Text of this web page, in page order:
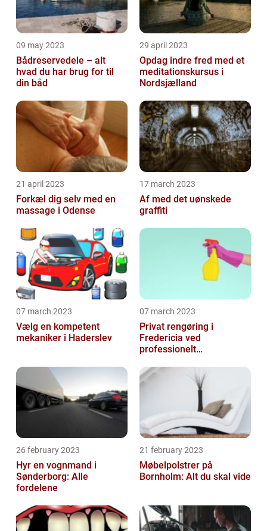
09 may 2023
Bådreservedele – alt
hvad du har brug for til
din båd
29 april 2023
Opdag indre fred med et
meditationskursus i
Nordsjælland
21 april 2023
Forkæl dig selv med en
massage i Odense
17 march 2023
Af med det uønskede
graffiti
07 march 2023
Vælg en kompetent
mekaniker i Haderslev
07 march 2023
Privat rengøring i
Fredericia ved
professionelt
26 february 2023
Hyr en vognmand i
Sønderborg: Alle
fordelene
21 february 2023
Møbelpolstrer på
Bornholm: Alt du skal vide